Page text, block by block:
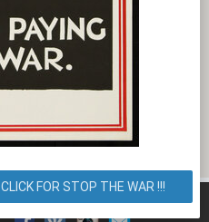
CLICK FOR STOP THE WAR !!!